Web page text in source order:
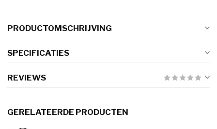
PRODUCTOMSCHRIJVING
SPECIFICATIES
REVIEWS
GERELATEERDE PRODUCTEN